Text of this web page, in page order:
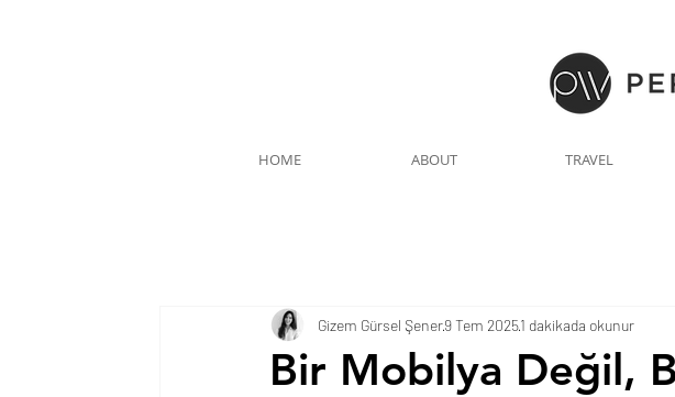
TRAVEL
ABOUT
HOME
Bir Mobilya Değil,
Gizem Gürsel Şener9 Tem 20251 dakikada okunur